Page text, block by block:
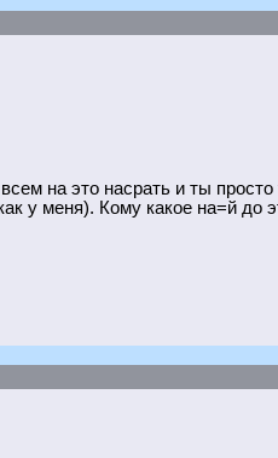
на это насрать и ты просто
у меня). Кому какое на=й до